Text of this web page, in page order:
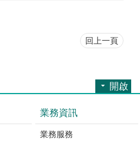
回上一頁
開啟
業務資訊
業務服務